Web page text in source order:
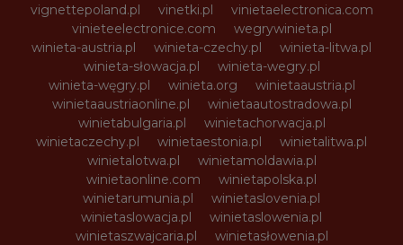
vignettepoland.pl
vinetki.pl
vinietaelectronica.com
vinieteelectronice.com
wegrywinieta.pl
winieta-austria.pl
winieta-czechy.pl
winieta-litwa.pl
winieta-słowacja.pl
winieta-wegry.pl
winieta-węgry.pl
winieta.org
winietaaustria.pl
winietaaustriaonline.pl
winietaautostradowa.pl
winietabulgaria.pl
winietachorwacja.pl
winietaczechy.pl
winietaestonia.pl
winietalitwa.pl
winietalotwa.pl
winietamoldawia.pl
winietaonline.com
winietapolska.pl
winietarumunia.pl
winietaslovenia.pl
winietaslowacja.pl
winietaslowenia.pl
winietaszwajcaria.pl
winietasłowenia.pl